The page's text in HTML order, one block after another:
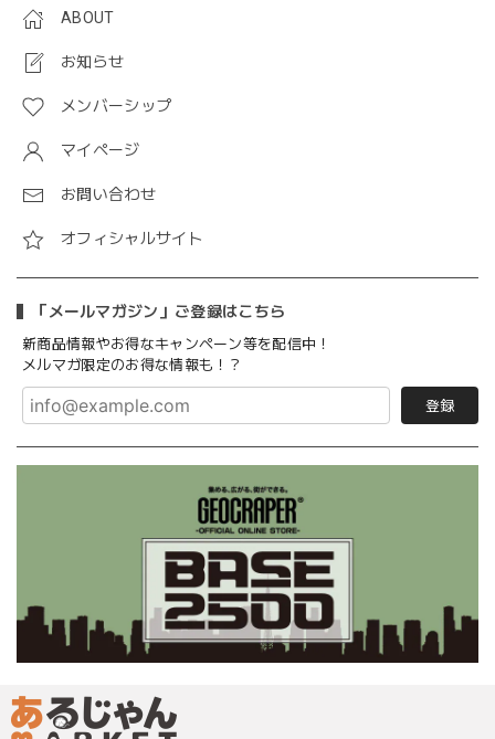
ABOUT
お知らせ
メンバーシップ
マイページ
お問い合わせ
オフィシャルサイト
「メールマガジン」ご登録はこちら
新商品情報やお得なキャンペーン等を配信中！
メルマガ限定のお得な情報も！？
登録